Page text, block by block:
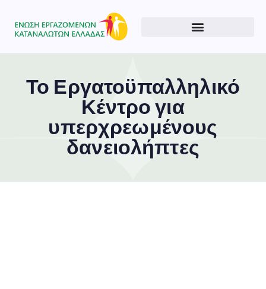
Το Εργατοϋπαλληλικό
Κέντρο για
υπερχρεωμένους
δανειολήπτες